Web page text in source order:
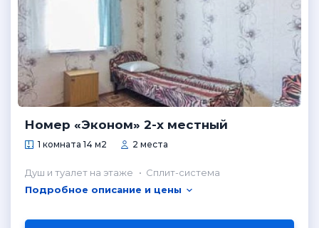
Номер «Эконом» 2-х местный
1 комната 14 м2 2 места
Душ и туалет на этаже
Сплит-система
Подробное описание и цены